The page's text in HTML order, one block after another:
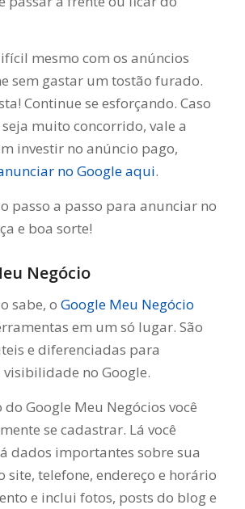
mesmo com os anúncios
sem gastar um tostão furado.
Continue se esforçando. Caso
muito concorrido, vale a
investir no anúncio pago,
no Google aqui.
passo a passo para anunciar no
e boa sorte!
Negócio
sabe, o Google Meu Negócio
em um só lugar. São
e diferenciadas para
no Google.
do Google Meu Negócios você
se cadastrar. Lá você
dados importantes sobre sua
site, telefone, endereço e horário
e inclui fotos, posts do blog e